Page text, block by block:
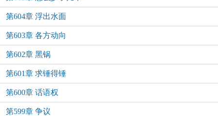
第604章 浮出水面
第603章 各方动向
第602章 黑锅
第601章 求锤得锤
第600章 话语权
第599章 争议